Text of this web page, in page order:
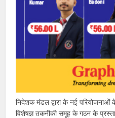
निदेशक मंडल द्वारा के नई
विशेषज्ञ तकनीकी समूह के गठन के